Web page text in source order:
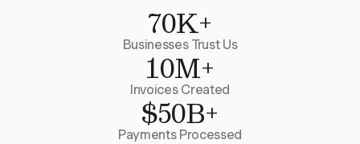
70K+
Businesses Trust Us
10M+
Invoices Created
$50B+
Payments Processed